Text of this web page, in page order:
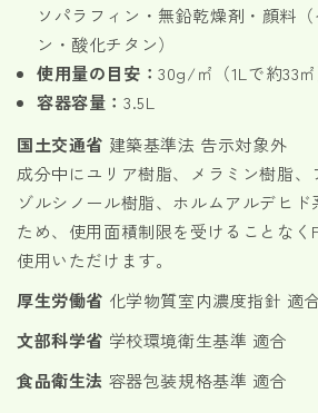
ソパラフィン・無鉛乾燥剤・顔料
ン・酸化チタン）
使用量の目安：30g/㎡（1Lで約33㎡
容器容量： 3.5L
国土交通省 建築基準法 告示対象外
成分中にユリア樹脂、メラミン樹脂
ゾルシノール樹脂、ホルムアルデヒ
ため、使用面積制限を受けること
使用いただけます。
厚生労働省 化学物質室内濃度指針 適
文部科学省 学校環境衛生基準 適合
食品衛生法 容器包装規格基準 適合